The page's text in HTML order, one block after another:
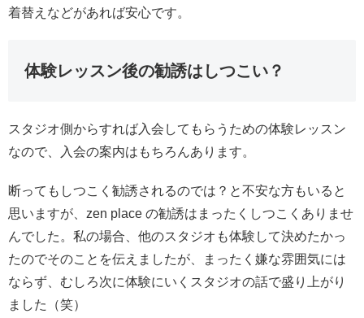
着替えなどがあれば安心です。
体験レッスン後の勧誘はしつこい？
スタジオ側からすれば入会してもらうための体験レッスン
なので、入会の案内はもちろんあります。
断ってもしつこく勧誘されるのでは？と不安な方もいると
思いますが、zen place の勧誘はまったくしつこくありませ
んでした。私の場合、他のスタジオも体験して決めたかっ
たのでそのことを伝えましたが、まったく嫌な雰囲気には
ならず、むしろ次に体験にいくスタジオの話で盛り上がり
ました（笑）